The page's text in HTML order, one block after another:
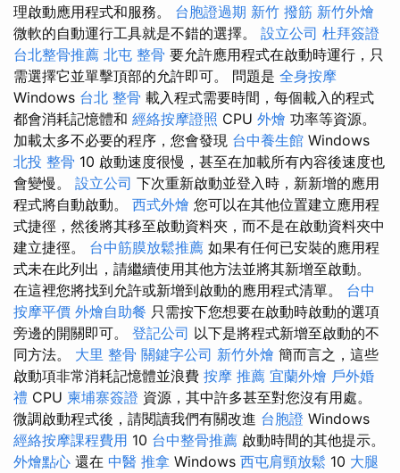
理啟動應用程式和服務。 台胞證過期 新竹 撥筋 新竹外燴
微軟的自動運行工具就是不錯的選擇。 設立公司 杜拜簽證
台北整骨推薦 北屯 整骨 要允許應用程式在啟動時運行，只
需選擇它並單擊頂部的允許即可。 問題是 全身按摩
Windows 台北 整骨 載入程式需要時間，每個載入的程式
都會消耗記憶體和 經絡按摩證照 CPU 外燴 功率等資源。
加載太多不必要的程序，您會發現 台中養生館 Windows
北投 整骨 10 啟動速度很慢，甚至在加載所有內容後速度也
會變慢。 設立公司 下次重新啟動並登入時，新新增的應用
程式將自動啟動。 西式外燴 您可以在其他位置建立應用程
式捷徑，然後將其移至啟動資料夾，而不是在啟動資料夾中
建立捷徑。 台中筋膜放鬆推薦 如果有任何已安裝的應用程
式未在此列出，請繼續使用其他方法並將其新增至啟動。
在這裡您將找到允許或新增到啟動的應用程式清單。 台中
按摩平價 外燴自助餐 只需按下您想要在啟動時啟動的選項
旁邊的開關即可。 登記公司 以下是將程式新增至啟動的不
同方法。 大里 整骨 關鍵字公司 新竹外燴 簡而言之，這些
啟動項非常消耗記憶體並浪費 按摩 推薦 宜蘭外燴 戶外婚
禮 CPU 柬埔寨簽證 資源，其中許多甚至對您沒有用處。
微調啟動程式後，請閱讀我們有關改進 台胞證 Windows
經絡按摩課程費用 10 台中整骨推薦 啟動時間的其他提示。
外燴點心 還在 中醫 推拿 Windows 西屯肩頸放鬆 10 大腿